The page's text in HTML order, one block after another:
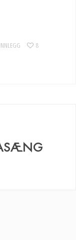
8